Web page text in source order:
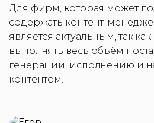
Для фирм, которая может
содержать контент-
является актуальным, так
выполнять весь объём
генерации, исполнению и
контентом.